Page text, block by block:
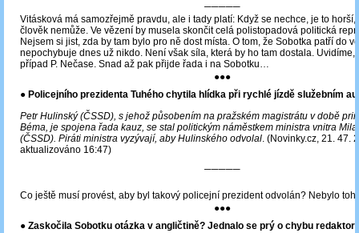
─────
Vitásková má samozřejmě pravdu, ale i tady platí: Když se nechce, je to horší,
člověk nemůže. Ve vězení by musela skončit celá polistopadová politická
Nejsem si jist, zda by tam bylo pro ně dost místa. O tom, že Sobotka patří do
nepochybuje dnes už nikdo. Není však síla, která by ho tam dostala. Uvidíme,
případ P. Nečase. Snad až pak přijde řada i na Sobotku…
●●●
● Policejního prezidenta Tuhého chytila hlídka při rychlé jízdě služebním
Petr Hulinský (ČSSD), s jehož působením na pražském magistrátu v době
Béma, je spojena řada kauz, se stal politickým náměstkem ministra vnitra
(ČSSD). Piráti ministra vyzývají, aby Hulinského odvolal. (Novinky.cz, 21. 47.
aktualizováno 16:47)
─────
Co ještě musí provést, aby byl takový policejní prezident odvolán? Nebylo
●●●
● Zaskočila Sobotku otázka v angličtině? Jednalo se prý o chybu